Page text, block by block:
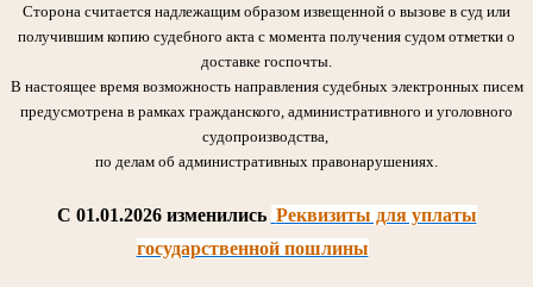
Сторона считается надлежащим образом извещенной о вызове в суд или
получившим копию судебного акта с момента получения судом отметки о
доставке госпочты.
В настоящее время возможность направления судебных электронных писем
предусмотрена в рамках гражданского, административного и уголовного
судопроизводства,
по делам об административных правонарушениях.
C 01.01.2026 изменились Реквизиты для уплаты
государственной пошлины